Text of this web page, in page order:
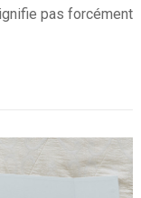
pas forcément